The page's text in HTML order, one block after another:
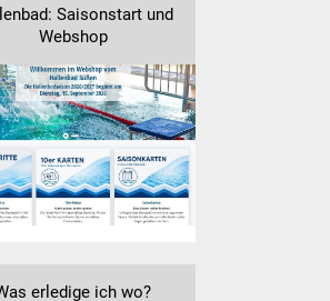
Seniorenwohn- und
Pflegeheim
Familien
Familientreff
Kinder und Jugendliche
Saisonstart und
Webshop
erledige ich wo?